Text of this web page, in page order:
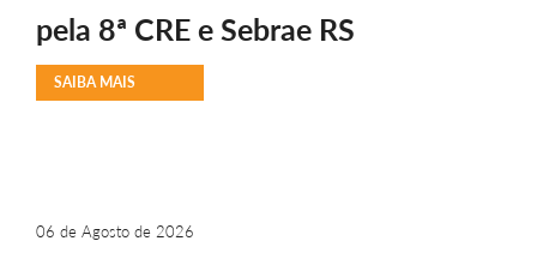
pela 8ª CRE e Sebrae RS
SAIBA MAIS
06 de Agosto de 2026